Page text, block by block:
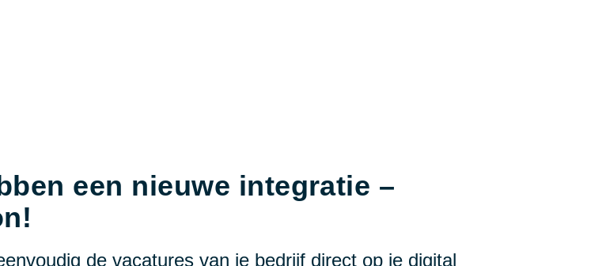
een nieuwe integratie –
de vacatures van je bedrijf direct op je digital